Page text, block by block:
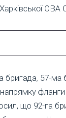
ОВА
бригада, 57-ма
фланги
що 92-га